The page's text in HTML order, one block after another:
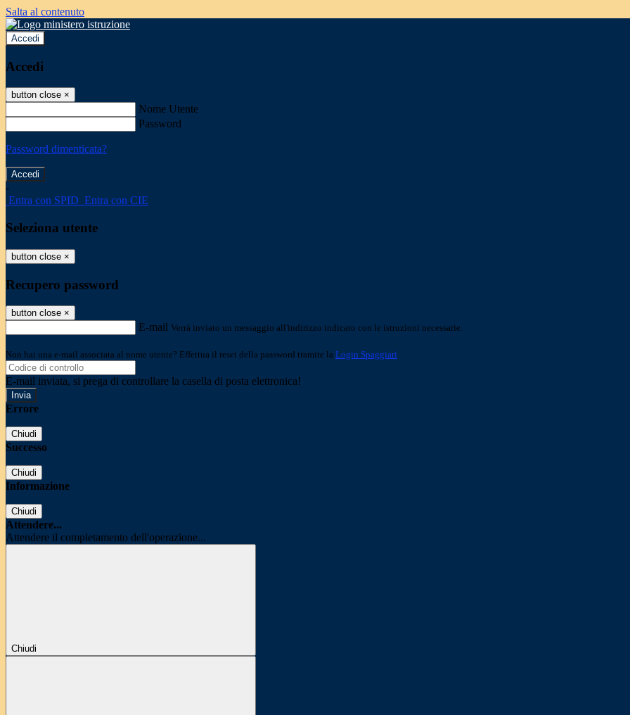
Salta al contenuto
Accedi
Accedi
button close ×
Nome Utente
Password
Password dimenticata?
-
Entra con SPID Entra con CIE
Seleziona utente
button close ×
Recupero password
button close ×
E-mail Verrà inviato un messaggio all'indirizzo indicato con le istruzioni necessarie.
Non hai una e-mail associata al nome utente? Effettua il reset della password tramite la Login Spaggiari
E-mail inviata, si prega di controllare la casella di posta elettronica!
Errore
Chiudi
Successo
Chiudi
Informazione
Chiudi
Attendere...
Attendere il completamento dell'operazione...
Chiudi